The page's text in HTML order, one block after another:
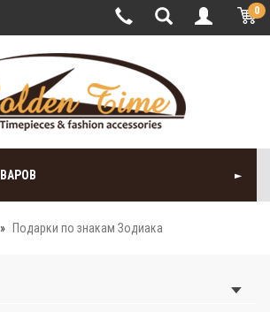
0
Подарки по знакам Зодиака